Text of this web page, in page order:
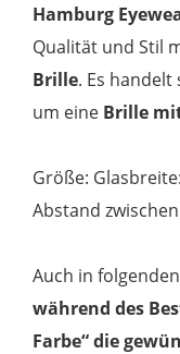
Hamburg
Qualität und Stil
Brille. Es
um eine Brille
Größe:
Abstand
Auch in
während des
Farbe“ die